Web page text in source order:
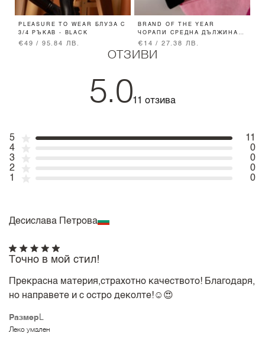
PLEASURE TO WEAR БЛУЗА С
3/4 РЪКАВ - BLACK
€49 / 95.84 ЛВ.
BRAND OF THE YEAR
ЧОРАПИ СРЕДНА ДЪЛЖИНА -
BLACK
€14 / 27.38 ЛВ.
ОТЗИВИ
5.011 отзива
5
11
4
0
3
0
2
0
1
0
Десислава Петрова
Размер L
Леко умален
Точно в мой стил!
Прекрасна материя,страхотно качеството! Благодаря,
но направете и с остро деколте!☺️😍